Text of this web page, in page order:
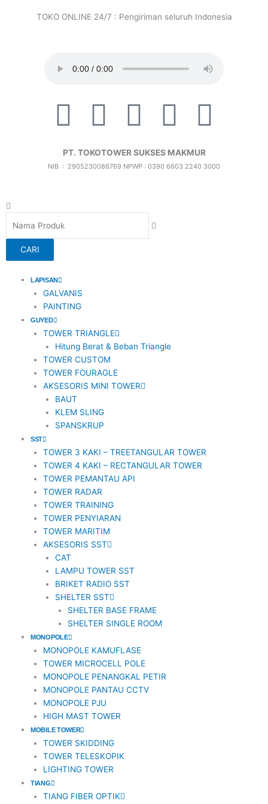
TOKO ONLINE 24/7 : Pengiriman seluruh Indonesia
F
a
c
e
b
o
k
T
i
k
t
o
I
c
o
n
-
t
a
r
a
1
X
-
t
r
I
c
o
o
PT. TOKOTOWER SUKSES MAKMUR
NIB : 2905230086769 NPWP : 0390 6603 2240 3000
Search
CARI
LAPISAN
GALVANIS
PAINTING
GUYED
TOWER TRIANGLE
Hitung Berat & Beban Triangle
TOWER CUSTOM
TOWER FOURAGLE
AKSESORIS MINI TOWER
BAUT
KLEM SLING
SPANSKRUP
SST
TOWER 3 KAKI – TREETANGULAR TOWER
TOWER 4 KAKI – RECTANGULAR TOWER
TOWER PEMANTAU API
TOWER RADAR
TOWER TRAINING
TOWER PENYIARAN
TOWER MARITIM
AKSESORIS SST
CAT
LAMPU TOWER SST
BRIKET RADIO SST
SHELTER SST
SHELTER BASE FRAME
SHELTER SINGLE ROOM
MONOPOLE
MONOPOLE KAMUFLASE
TOWER MICROCELL POLE
MONOPOLE PENANGKAL PETIR
MONOPOLE PANTAU CCTV
MONOPOLE PJU
HIGH MAST TOWER
MOBILE TOWER
TOWER SKIDDING
TOWER TELESKOPIK
LIGHTING TOWER
TIANG
TIANG FIBER OPTIK